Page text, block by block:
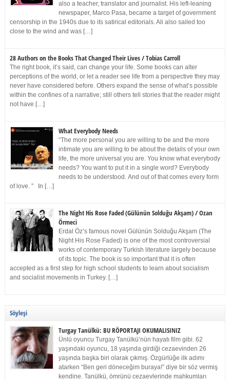
also a teacher, translator and journalist. His left-leaning
newspaper, Marco Pasa, became a target of government
censorship in the 1940s due to its satirical editorials. Ali also sailed too
close to the wind and was […]
28 Authors on the Books That Changed Their Lives / Tobias Carroll
The right book, it’s said, can change your life. Some books can alter
perceptions of the world, or let a reader see life from a perspective they may
never have considered before. Others expand the sense of what’s possible
within the confines of a narrative; still others tell stories that the reader might
not have […]
What Everybody Needs
“The more personal you are willing to be and the more
intimate you are willing to be about the details of your own
life, the more universal you are. You know what everybody
needs? You want to put it in a single word? Everybody
needs to be understood. And out of that comes every form
of love. ” In […]
The Night His Rose Faded (Gülünün Solduğu Akşam) / Ozan
Örmeci
Erdal Öz’s famous novel Gülünün Solduğu Akşam (The
Night His Rose Faded) is one of the most controversial
works of contemporary Turkish literature largely because
of its topic. The book is so important that it is often
accepted as a first step for high school students to learn about socialism
and socialist movements in Turkey. […]
Söyleşi
Turgay Tanülkü: BU RÖPORTAJI OKUMALISINIZ
Ünlü oyuncu Turgay Tanülkü’nün hayatı film gibi. 62
yaşındaki oyuncu, 18 yaşında girdiği cezaevinden 26
yaşında başka biri olarak çıkmış. Özgürlüğe ilk adımı
atarken “Ben geri döneceğim buraya!” diye bir söz vermiş
kendine. Tanülkü, ömrünü cezaevlerinde mahkumları